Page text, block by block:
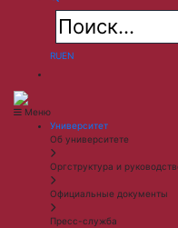
RUEN
Меню
Университет
Об университете
Оргструктура и
Официальные документы
Пресс-служба